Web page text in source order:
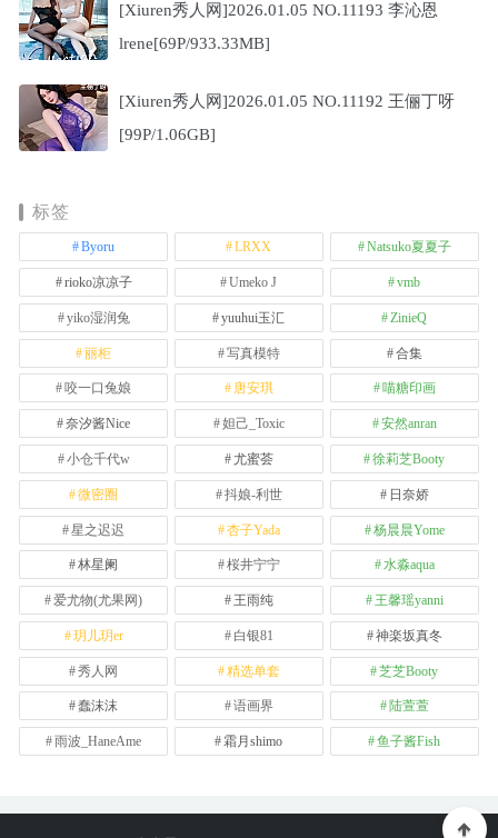
[Xiuren秀人网]2026.01.05 NO.11193 李沁恩
lrene[69P/933.33MB]
[Xiuren秀人网]2026.01.05 NO.11192 王俪丁呀
[99P/1.06GB]
标签
Byoru LRXX Natsuko夏夏子
rioko凉凉子 Umeko J vmb
yiko湿润兔 yuuhui玉汇 ZinieQ
丽柜 写真模特 合集
咬一口兔娘 唐安琪 喵糖印画
奈汐酱Nice 妲己_Toxic 安然anran
小仓千代w 尤蜜荟 徐莉芝Booty
微密圈 抖娘-利世 日奈娇
星之迟迟 杏子Yada 杨晨晨Yome
林星阑 桜井宁宁 水淼aqua
爱尤物(尤果网) 王雨纯 王馨瑶yanni
玥儿玥er 白银81 神楽坂真冬
秀人网 精选单套 芝芝Booty
蠢沫沫 语画界 陆萱萱
雨波_HaneAme 霜月shimo 鱼子酱Fish